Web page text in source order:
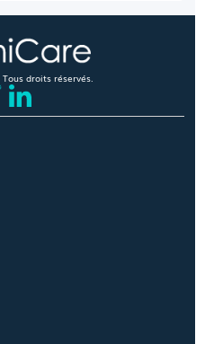
droits réservés.